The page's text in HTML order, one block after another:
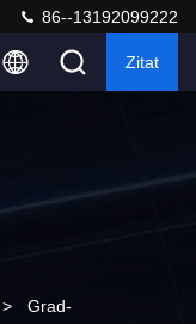
86--13192099222
Zitat
> Grad-